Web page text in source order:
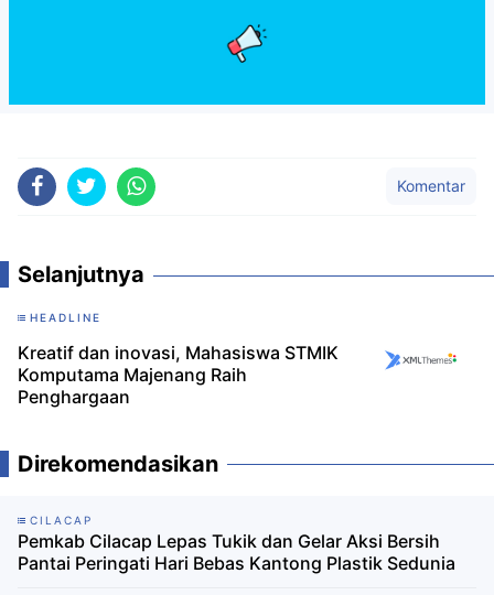
Komentar
Selanjutnya
HEADLINE
Kreatif dan inovasi, Mahasiswa STMIK
Komputama Majenang Raih
Penghargaan
Direkomendasikan
CILACAP
Pemkab Cilacap Lepas Tukik dan Gelar Aksi Bersih
Pantai Peringati Hari Bebas Kantong Plastik Sedunia